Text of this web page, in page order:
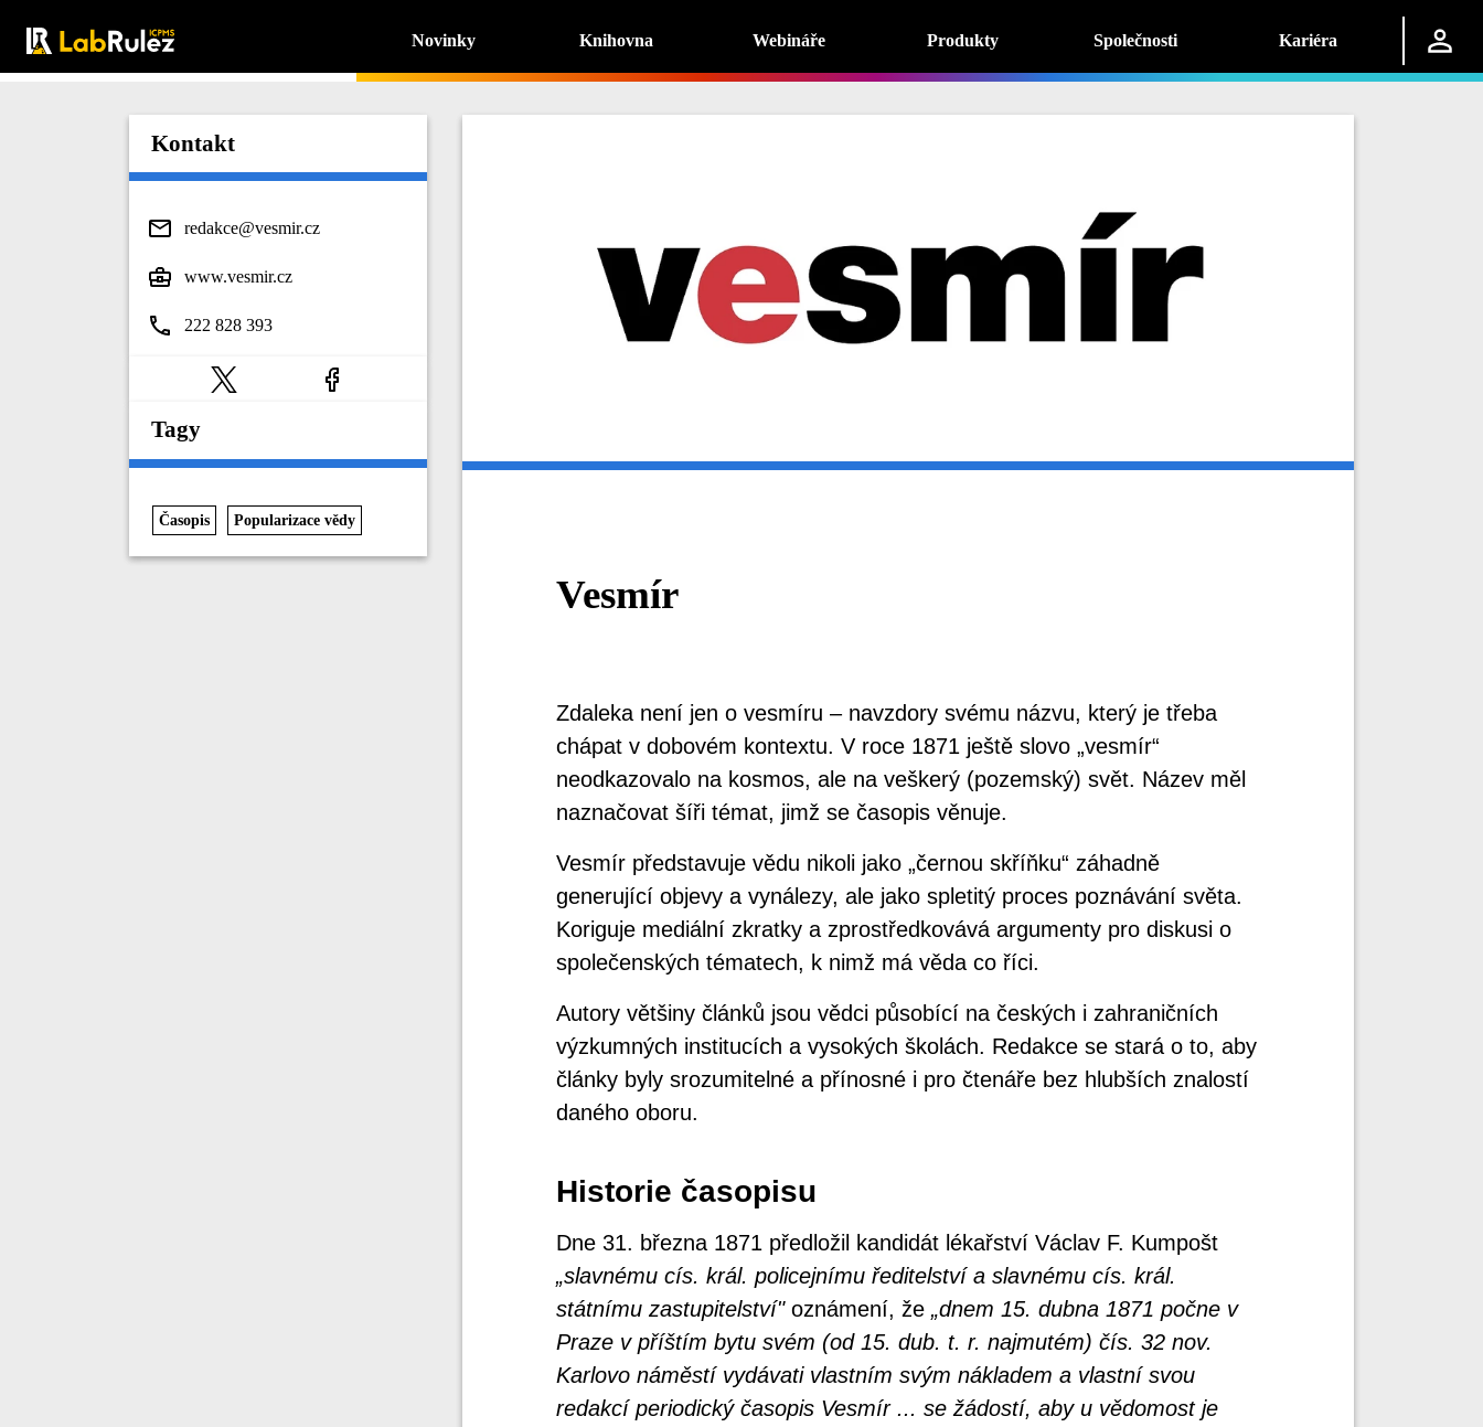
Novinky Knihovna Webináře Produkty Společnosti Kariéra
Kontakt
redakce@vesmir.cz
www.vesmir.cz
222 828 393
Tagy
Časopis Popularizace vědy
Vesmír
Zdaleka není jen o vesmíru – navzdory svému názvu, který je třeba
chápat v dobovém kontextu. V roce 1871 ještě slovo „vesmír“
neodkazovalo na kosmos, ale na veškerý (pozemský) svět. Název měl
naznačovat šíři témat, jimž se časopis věnuje.
Vesmír představuje vědu nikoli jako „černou skříňku“ záhadně
generující objevy a vynálezy, ale jako spletitý proces poznávání světa.
Koriguje mediální zkratky a zprostředkovává argumenty pro diskusi o
společenských tématech, k nimž má věda co říci.
Autory většiny článků jsou vědci působící na českých i zahraničních
výzkumných institucích a vysokých školách. Redakce se stará o to, aby
články byly srozumitelné a přínosné i pro čtenáře bez hlubších znalostí
daného oboru.
Historie časopisu
Dne 31. března 1871 předložil kandidát lékařství Václav F. Kumpošt
„slavnému cís. král. policejnímu ředitelství a slavnému cís. král.
státnímu zastupitelství"oznámení, že „dnem 15. dubna 1871 počne v
Praze v příštím bytu svém (od 15. dub. t. r. najmutém) čís. 32 nov.
Karlovo náměstí vydávati vlastním svým nákladem a vlastní svou
redakcí periodický časopis Vesmír ... se žádostí, aby u vědomost je